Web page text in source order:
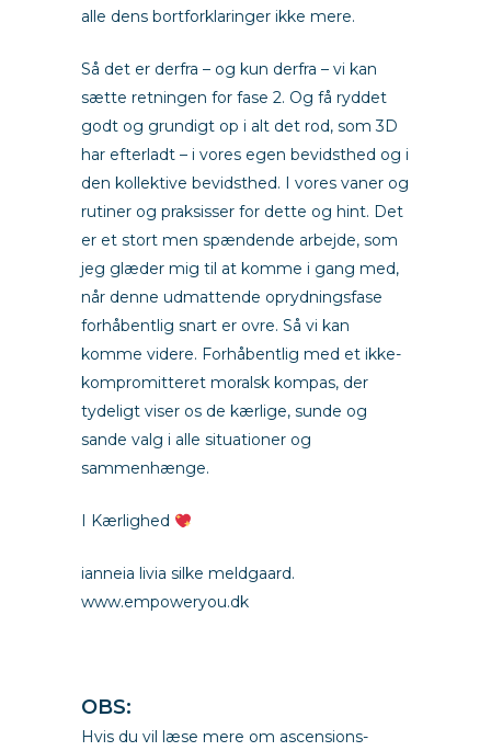
alle dens bortforklaringer ikke mere.
Så det er derfra – og kun derfra – vi kan
sætte retningen for fase 2. Og få ryddet
godt og grundigt op i alt det rod, som 3D
har efterladt – i vores egen bevidsthed og i
den kollektive bevidsthed. I vores vaner og
rutiner og praksisser for dette og hint. Det
er et stort men spændende arbejde, som
jeg glæder mig til at komme i gang med,
når denne udmattende oprydningsfase
forhåbentlig snart er ovre. Så vi kan
komme videre. Forhåbentlig med et ikke-
kompromitteret moralsk kompas, der
tydeligt viser os de kærlige, sunde og
sande valg i alle situationer og
sammenhænge.
I Kærlighed
ianneia livia silke meldgaard.
www.empoweryou.dk
OBS:
Hvis du vil læse mere om ascensions-